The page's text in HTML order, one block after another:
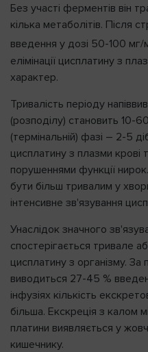
Без участі ферментів він
кілька метаболітів. Після
введення у дозі 50-100 мг/
елімінації цисплатину з
характер.
Тривалість періоду
(розподілу) становить 10-
(термінальній) фазі – 2-5
цисплатину з плазми крові
порушеннями функції
бути більш тривалим у
інтенсивне зв'язування
Унаслідок значного
спостерігається тривале
цисплатину з організму.
виводиться 27-45 %
інфузіях кількість
більша. Екскреція з калом
платини виявляється у
кишечнику.